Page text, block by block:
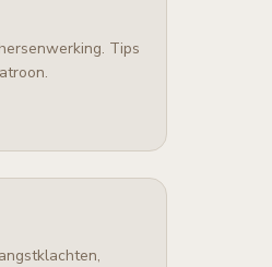
Tips